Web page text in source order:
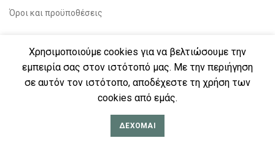
Όροι και προϋποθέσεις
Δείτε Επίσης
Για βιβλιοπωλεία
Χρησιμοποιούμε cookies για να βελτιώσουμε την
εμπειρία σας στον ιστότοπό μας. Με την περιήγηση
σε αυτόν τον ιστότοπο, αποδέχεστε τη χρήση των
cookies από εμάς.
ΔΈΧΟΜΑΙ